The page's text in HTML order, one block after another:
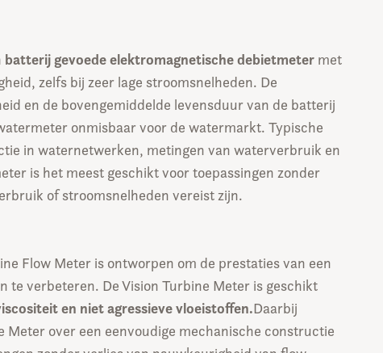
batterij gevoede elektromagnetische debietmeter met
zelfs bij zeer lage stroomsnelheden. De
en de bovengemiddelde levensduur van de batterij
onmisbaar voor de watermarkt. Typische
in waternetwerken, metingen van waterverbruik en
is het meest geschikt voor toepassingen zonder
of stroomsnelheden vereist zijn.
Flow Meter is ontworpen om de prestaties van een
te verbeteren. De Vision Turbine Meter is geschikt
en niet agressieve vloeistoffen.Daarbij
Meter over een eenvoudige mechanische constructie